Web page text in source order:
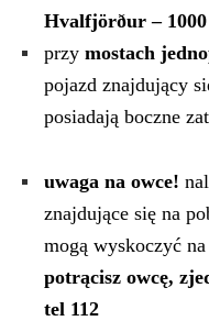
Hvalfjörður –
przy mostach
pojazd znajdujący
posiadają boczne
uwaga na owce!
znajdujące się na
mogą wyskoczyć
potrącisz owcę,
tel 112